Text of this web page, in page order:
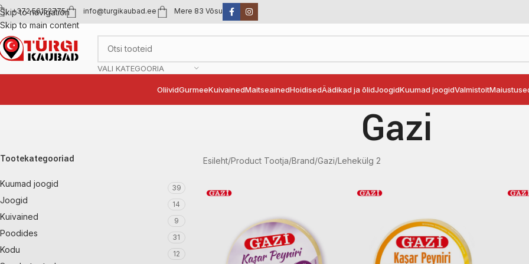
Skip to navigation
Skip to main content
+372 56152775 info@turgikaubad.ee Mere 83 Võsu
VALI KATEGOORIA
OliividGurmeeKuivainedMaitseainedHoidisedÄädikad ja õlidJoogidKuumad joogidValmistoit
Gazi
Tootekategooriad
Kuumad joogid 39
Joogid 14
Kuivained 9
Poodides 31
Kodu 12
Esileht Product Tootja/Brand Gazi Lehekülg 2